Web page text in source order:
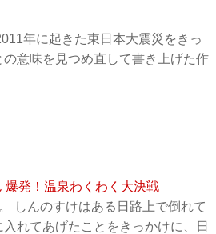
年に起きた東日本大震災をきっ
意味を見つめ直して書き上げた作
爆発！温泉わくわく大決戦
しんのすけはある日路上で倒れて
れてあげたことをきっかけに、日